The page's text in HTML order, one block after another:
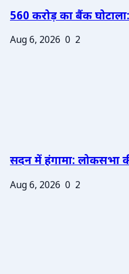
560 करोड़ का बैंक
Aug 6, 2026 0 2
सदन में हंगामा: लोकसभा
Aug 6, 2026 0 2